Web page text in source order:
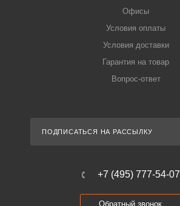
Офисы
Условия оплаты
Условия доставки
Гарантия на товар
Вопрос-ответ
ПОДПИСАТЬСЯ НА РАССЫЛКУ
+7 (495) 777-54-07
Обратный звонок